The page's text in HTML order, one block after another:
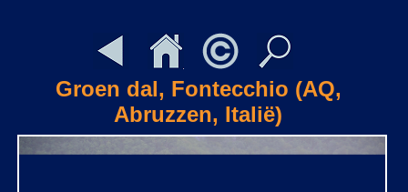
Groen dal, Fontecchio (AQ,
Abruzzen, Italië)